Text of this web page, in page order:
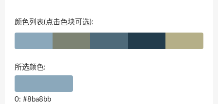
颜色列表(点击色块可选):
所选颜色:
0: #8ba8bb